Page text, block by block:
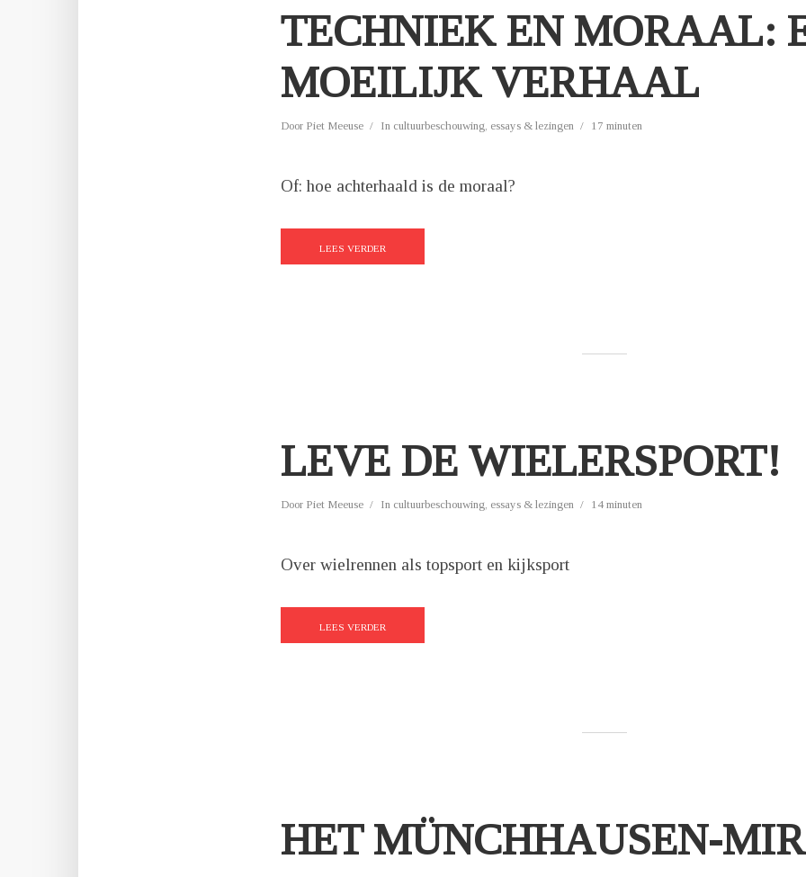
TECHNIEK EN MORAAL:
MOEILIJK VERHAAL
Door Piet Meeuse In cultuurbeschouwing, essays & lezingen 17 minuten
Of: hoe achterhaald is de moraal?
LEES VERDER
LEVE DE WIELERSPORT!
Door Piet Meeuse In cultuurbeschouwing, essays & lezingen 14 minuten
Over wielrennen als topsport en kijksport
LEES VERDER
HET MÜNCHHAUSEN-